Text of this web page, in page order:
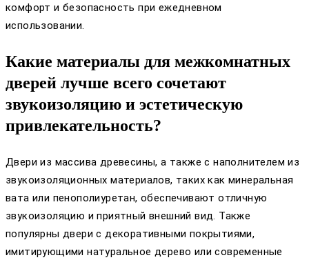
комфорт и безопасность при ежедневном
использовании.
Какие материалы для межкомнатных
дверей лучше всего сочетают
звукоизоляцию и эстетическую
привлекательность?
Двери из массива древесины, а также с наполнителем из
звукоизоляционных материалов, таких как минеральная
вата или пенополиуретан, обеспечивают отличную
звукоизоляцию и приятный внешний вид. Также
популярны двери с декоративными покрытиями,
имитирующими натуральное дерево или современные